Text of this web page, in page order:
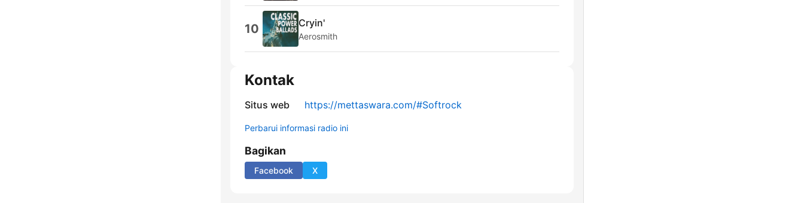
10 Cryin'
Aerosmith
Kontak
Situs web https://mettaswara.com/#Softrock
Perbarui informasi radio ini
Bagikan
Facebook X